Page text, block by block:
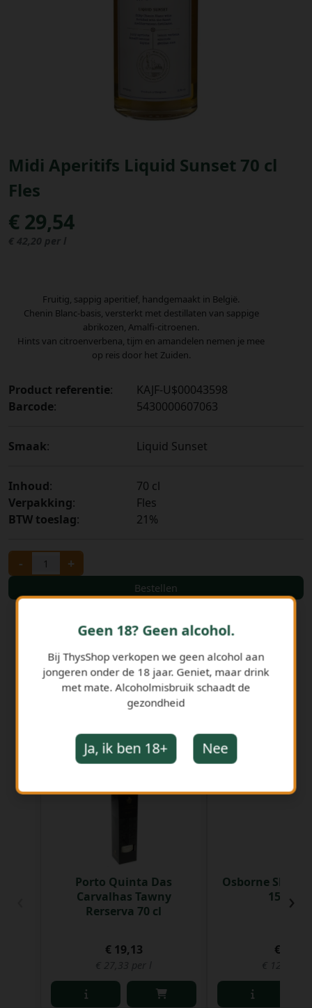
Midi Aperitifs Liquid Sunset 70 cl
Fles
€ 29,54
€ 42,20 per l
Fruitig, sappig aperitief, handgemaakt in België.
Chenin Blanc-basis, versterkt met destillaten van sappige
abrikozen, Amalfi-citroenen.
Hints van citroenverbena, tijm en amandelen nemen je mee
op reis door het Zuiden.
Product referentie:
KAJF-U$00043598
Barcode: 5430000607063
Smaak: Liquid Sunset
Inhoud:
70 cl
Verpakking:
Fles
BTW toeslag: 21%
- +
Bestellen
GERELATEERDE PRODUCTEN
Porto Quinta Das
Carvalhas Tawny
Rerserva 70 cl
€ 19,13
€ 27,33 per l
Osborne
15° 75 cl
€ 9,04
€ 12,06
›
Geen 18? Geen alcohol.
Bij ThysShop verkopen we geen alcohol aan
jongeren onder de 18 jaar. Geniet, maar drink
met mate. Alcoholmisbruik schaadt de
gezondheid
Ja, ik ben 18+ Nee